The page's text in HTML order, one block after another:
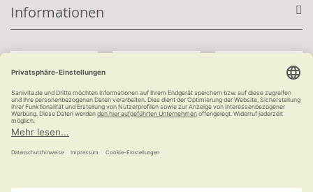
Informationen
Kauf auf Rechnung